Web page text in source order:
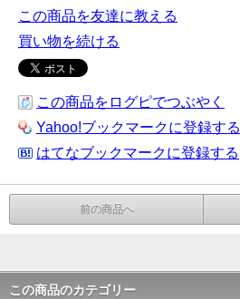
この商品を友達に教える
買い物を続ける
この商品をログピでつぶやく
Yahoo!ブックマークに登録する
はてなブックマークに登録する
前の商品へ
この商品のカテゴリー